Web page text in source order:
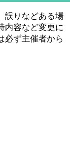
誤りなどある場
内容など変更に
必ず主催者から